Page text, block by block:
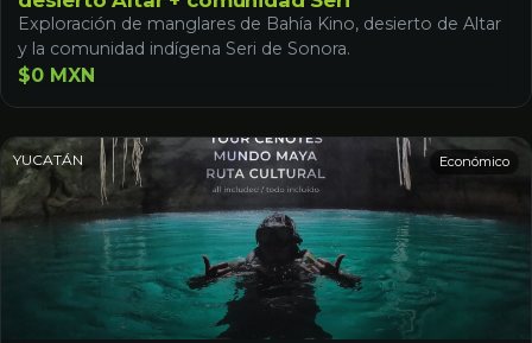
Exploración de manglares de Bahía Kino, desierto de Altar
y la comunidad indígena Seri de Sonora.
$0 MXN
YUCATÁN Económico